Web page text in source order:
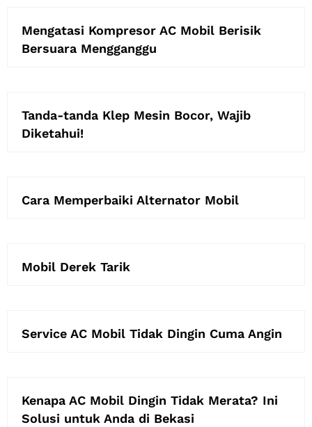
Mengatasi Kompresor AC Mobil Berisik
Bersuara Mengganggu
Tanda-tanda Klep Mesin Bocor, Wajib
Diketahui!
Cara Memperbaiki Alternator Mobil
Mobil Derek Tarik
Service AC Mobil Tidak Dingin Cuma Angin
Kenapa AC Mobil Dingin Tidak Merata? Ini
Solusi untuk Anda di Bekasi